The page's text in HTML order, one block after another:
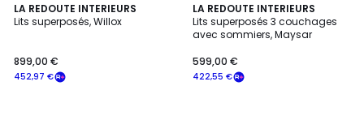
LA REDOUTE INTERIEURS
Lits superposés, Willox
452,97 €
899,00 €
LA REDOUTE INTERIEURS
Lits superposés 3 couchages
avec sommiers, Maysar
422,55 €
599,00 €
5
/
5